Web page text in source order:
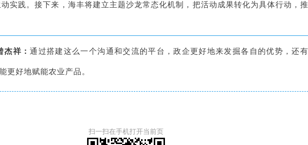
践。接下来，海丰将建立主题沙龙常态化机制，把活动成果转化为具体行动，
杰祥：通过搭建这么一个沟通和交流的平台，政企更好地来发掘各自的优势，还
更好地赋能农业产品。
扫一扫在手机打开当前页